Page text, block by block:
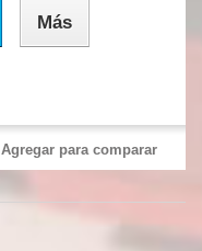
Más
Agregar para comparar